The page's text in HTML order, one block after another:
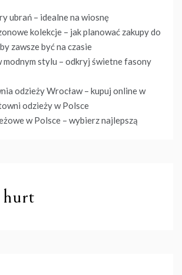
ubrań – idealne na wiosnę
kolekcje – jak planować zakupy do
zawsze być na czasie
modnym stylu – odkryj świetne fasony
odzieży Wrocław – kupuj online w
odzieży w Polsce
w Polsce – wybierz najlepszą
hurt